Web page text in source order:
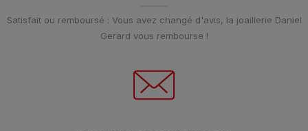
Satisfait ou remboursé : Vous avez changé d'avis, la joaillerie Daniel
Gerard vous rembourse !